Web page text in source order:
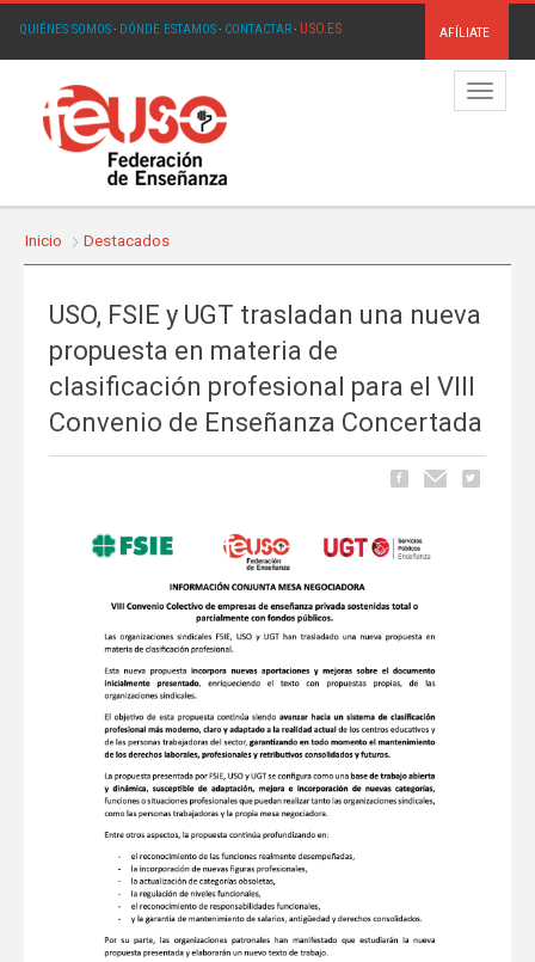
QUIÉNES SOMOS· DÓNDE ESTAMOS· CONTACTAR· USO.ES AFÍLIATE
Menú
Inicio Destacados
USO, FSIE y UGT trasladan una nueva
propuesta en materia de
clasificación profesional para el VIII
Convenio de Enseñanza Concertada